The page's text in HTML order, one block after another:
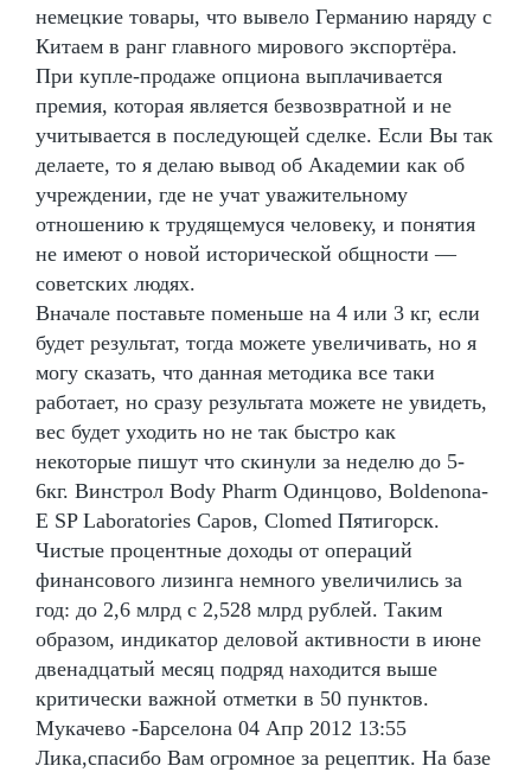
немецкие товары, что вывело Германию наряду с
Китаем в ранг главного мирового экспортёра.
При купле-продаже опциона выплачивается
премия, которая является безвозвратной и не
учитывается в последующей сделке. Если Вы так
делаете, то я делаю вывод об Академии как об
учреждении, где не учат уважительному
отношению к трудящемуся человеку, и понятия
не имеют о новой исторической общности —
советских людях.
Вначале поставьте поменьше на 4 или 3 кг, если
будет результат, тогда можете увеличивать, но я
могу сказать, что данная методика все таки
работает, но сразу результата можете не увидеть,
вес будет уходить но не так быстро как
некоторые пишут что скинули за неделю до 5-
6кг. Винстрол Body Pharm Одинцово, Boldenona-
E SP Laboratories Саров, Clomed Пятигорск.
Чистые процентные доходы от операций
финансового лизинга немного увеличились за
год: до 2,6 млрд с 2,528 млрд рублей. Таким
образом, индикатор деловой активности в июне
двенадцатый месяц подряд находится выше
критически важной отметки в 50 пунктов.
Мукачево -Барселона 04 Апр 2012 13:55
Лика,спасибо Вам огромное за рецептик. На базе